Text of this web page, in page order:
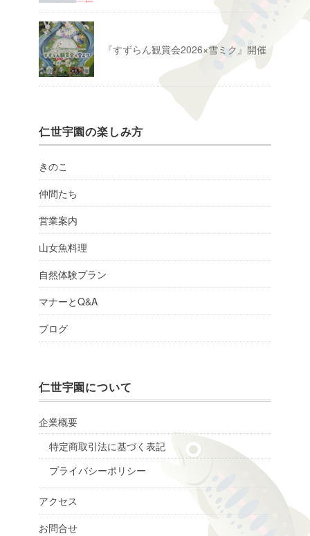
『すずらん観賞会2026×雪ミク』開催
仁世宇園の楽しみ方
きのこ
仲間たち
営業案内
山女魚料理
自然体験プラン
マナーとQ&A
ブログ
仁世宇園について
企業概要
特定商取引法に基づく表記
プライバシーポリシー
アクセス
お問合せ